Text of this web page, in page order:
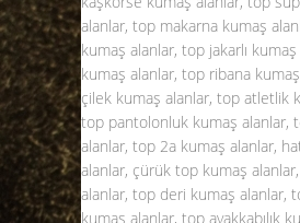
alanlar, top makarna kumaş
kumaş alanlar, top jakarlı
kumaş alanlar, top ribana
çilek kumaş alanlar, top atletlik
top pantolonluk kumaş alanlar,
alanlar, top 2a kumaş alanlar,
alanlar, çürük top kumaş
alanlar, top deri kumaş alanlar,
kumaş alanlar, top ayakkabılık